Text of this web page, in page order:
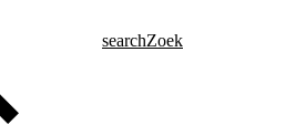
searchZoek